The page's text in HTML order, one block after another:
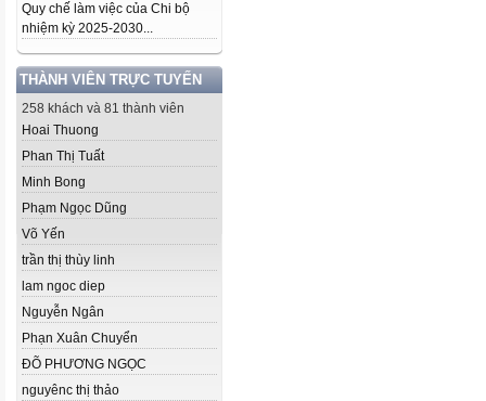
Quy chế làm việc của Chi bộ
nhiệm kỳ 2025-2030...
THÀNH VIÊN TRỰC TUYẾN
258 khách và 81 thành viên
Hoai Thuong
Phan Thị Tuất
Minh Bong
Phạm Ngọc Dũng
Võ Yến
trần thị thùy linh
lam ngoc diep
Nguyễn Ngân
Phạn Xuân Chuyển
ĐÕ PHƯƠNG NGỌC
nguyênc thị thảo